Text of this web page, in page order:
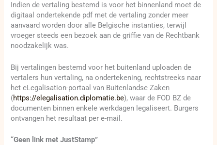
Indien de vertaling bestemd is voor het binnenland moet de
digitaal ondertekende pdf met de vertaling zonder meer
aanvaard worden door alle Belgische instanties, terwijl
vroeger steeds een bezoek aan de griffie van de Rechtbank
noodzakelijk was.
Bij vertalingen bestemd voor het buitenland uploaden de
vertalers hun vertaling, na ondertekening, rechtstreeks naar
het eLegalisation-portaal van Buitenlandse Zaken
(https://elegalisation.diplomatie.be), waar de FOD BZ de
documenten binnen enkele werkdagen legaliseert. Burgers
ontvangen het resultaat per e-mail.
“Geen link met JustStamp”